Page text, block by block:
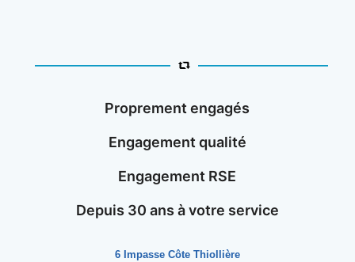
Proprement engagés
Engagement qualité
Engagement RSE
Depuis 30 ans à votre service
6 Impasse Côte Thiollière